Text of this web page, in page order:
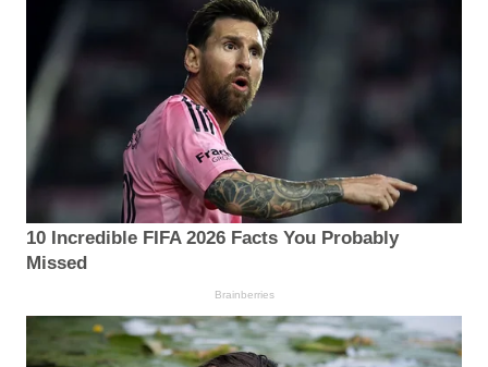
10 Incredible FIFA 2026 Facts You Probably
Missed
Brainberries